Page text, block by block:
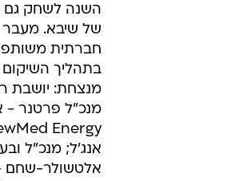
השנה לשחק גם
של שיבא. מעבר
חברתית משותפת
בתהליך השיקום
אלטשולר-שחם -